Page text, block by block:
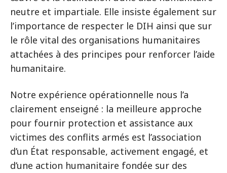
neutre et impartiale. Elle insiste également sur
l’importance de respecter le DIH ainsi que sur
le rôle vital des organisations humanitaires
attachées à des principes pour renforcer l’aide
humanitaire.
Notre expérience opérationnelle nous l’a
clairement enseigné : la meilleure approche
pour fournir protection et assistance aux
victimes des conflits armés est l’association
d’un État responsable, activement engagé, et
d’une action humanitaire fondée sur des